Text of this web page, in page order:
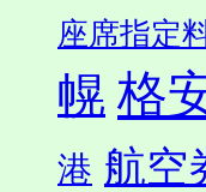
座席指定
幌 格
港 航空